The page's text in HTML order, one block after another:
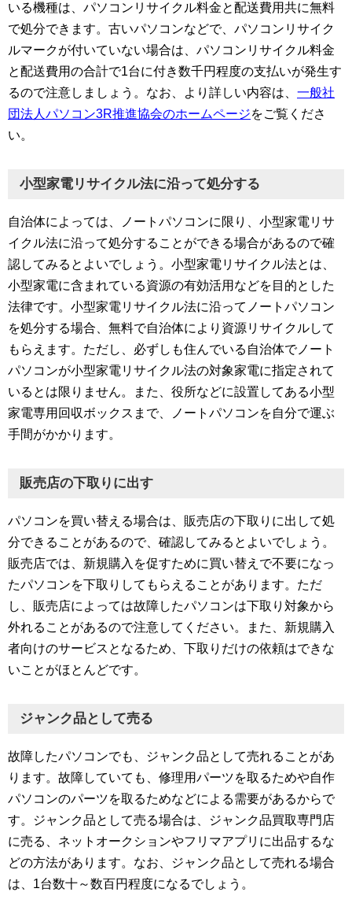
いる機種は、パソコンリサイクル料金と配送費用共に無料
で処分できます。古いパソコンなどで、パソコンリサイク
ルマークが付いていない場合は、パソコンリサイクル料金
と配送費用の合計で1台に付き数千円程度の支払いが発生す
るので注意しましょう。なお、より詳しい内容は、 一般社
団法人パソコン3R推進協会のホームページをご覧くださ
い。
小型家電リサイクル法に沿って処分する
自治体によっては、ノートパソコンに限り、小型家電リサ
イクル法に沿って処分することができる場合があるので確
認してみるとよいでしょう。小型家電リサイクル法とは、
小型家電に含まれている資源の有効活用などを目的とした
法律です。小型家電リサイクル法に沿ってノートパソコン
を処分する場合、無料で自治体により資源リサイクルして
もらえます。ただし、必ずしも住んでいる自治体でノート
パソコンが小型家電リサイクル法の対象家電に指定されて
いるとは限りません。また、役所などに設置してある小型
家電専用回収ボックスまで、ノートパソコンを自分で運ぶ
手間がかかります。
販売店の下取りに出す
パソコンを買い替える場合は、販売店の下取りに出して処
分できることがあるので、確認してみるとよいでしょう。
販売店では、新規購入を促すために買い替えで不要になっ
たパソコンを下取りしてもらえることがあります。ただ
し、販売店によっては故障したパソコンは下取り対象から
外れることがあるので注意してください。また、新規購入
者向けのサービスとなるため、下取りだけの依頼はできな
いことがほとんどです。
ジャンク品として売る
故障したパソコンでも、ジャンク品として売れることがあ
ります。故障していても、修理用パーツを取るためや自作
パソコンのパーツを取るためなどによる需要があるからで
す。ジャンク品として売る場合は、ジャンク品買取専門店
に売る、ネットオークションやフリマアプリに出品するな
どの方法があります。なお、ジャンク品として売れる場合
は、1台数十～数百円程度になるでしょう。